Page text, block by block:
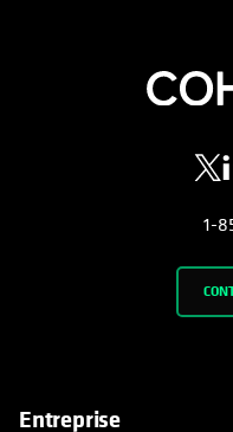
1-
Entreprise